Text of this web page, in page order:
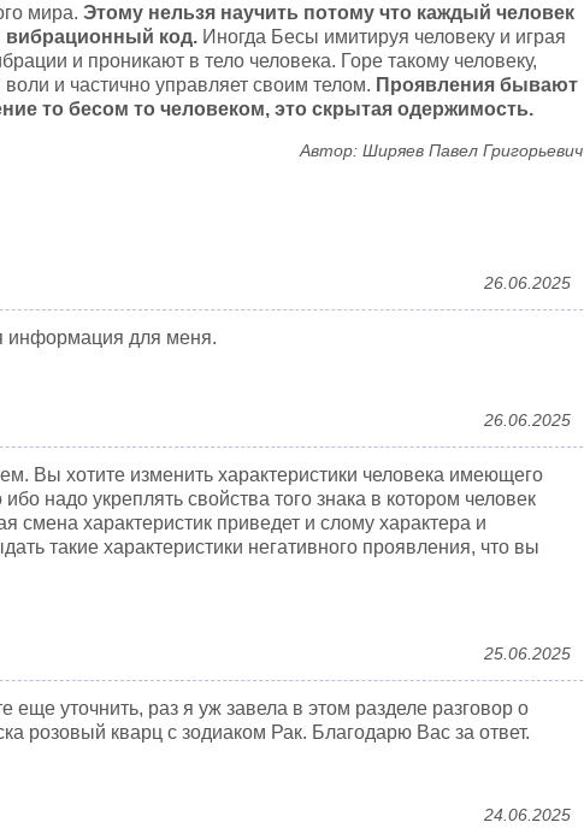
мира. Этому нельзя научить потому что каждый человек
вибрационный код. Иногда Бесы имитируя человеку и играя
и проникают в тело человека. Горе такому человеку,
и частично управляет своим телом. Проявления бывают
то бесом то человеком, это скрытая одержимость.
Автор: Ширяев Павел Григорьевич
26.06.2025
информация для меня.
26.06.2025
Вы хотите изменить характеристики человека имеющего
надо укреплять свойства того знака в котором человек
смена характеристик приведет и слому характера и
такие характеристики негативного проявления, что вы
25.06.2025
еще уточнить, раз я уж завела в этом разделе разговор о
розовый кварц с зодиаком Рак. Благодарю Вас за ответ.
24.06.2025